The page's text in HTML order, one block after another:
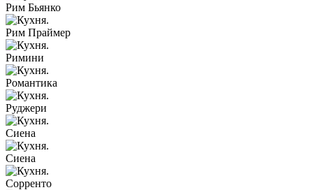
Рим Бьянко
Рим Праймер
Римини
Романтика
Руджери
Сиена
Сиена
Сорренто